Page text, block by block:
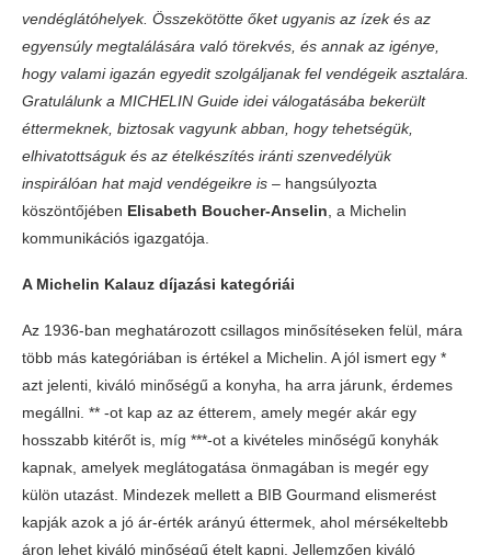
vendéglátóhelyek. Összekötötte őket ugyanis az ízek és az
egyensúly megtalálására való törekvés, és annak az igénye,
hogy valami igazán egyedit szolgáljanak fel vendégeik asztalára.
Gratulálunk a MICHELIN Guide idei válogatásába bekerült
éttermeknek, biztosak vagyunk abban, hogy tehetségük,
elhivatottságuk és az ételkészítés iránti szenvedélyük
inspirálóan hat majd vendégeikre is – hangsúlyozta
köszöntőjében Elisabeth Boucher-Anselin , a Michelin
kommunikációs igazgatója.
A Michelin Kalauz díjazási kategóriái
Az 1936-ban meghatározott csillagos minősítéseken felül, mára
több más kategóriában is értékel a Michelin. A jól ismert egy *
azt jelenti, kiváló minőségű a konyha, ha arra járunk, érdemes
megállni. ** -ot kap az az étterem, amely megér akár egy
hosszabb kitérőt is, míg ***-ot a kivételes minőségű konyhák
kapnak, amelyek meglátogatása önmagában is megér egy
külön utazást. Mindezek mellett a BIB Gourmand elismerést
kapják azok a jó ár-érték arányú éttermek, ahol mérsékeltebb
áron lehet kiváló minőségű ételt kapni. Jellemzően kiváló